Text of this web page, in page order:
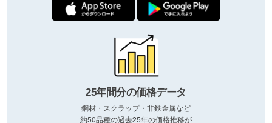
25年間分の価格データ
鋼材・スクラップ・非鉄金属など
約50品種の過去25年の価格推移が